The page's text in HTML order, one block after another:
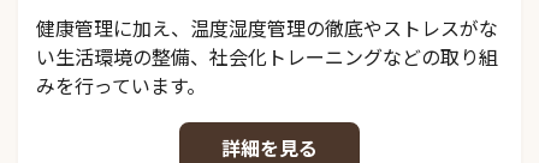
健康管理に加え、温度湿度管理の徹底やストレスがな
い生活環境の整備、社会化トレーニングなどの取り組
みを行っています。
詳細を見る